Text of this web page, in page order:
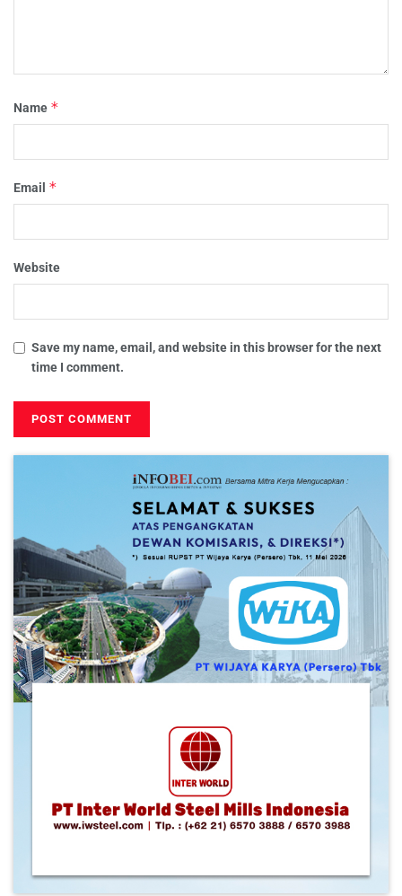
Name *
Email *
Website
Save my name, email, and website in this browser for the next
time I comment.